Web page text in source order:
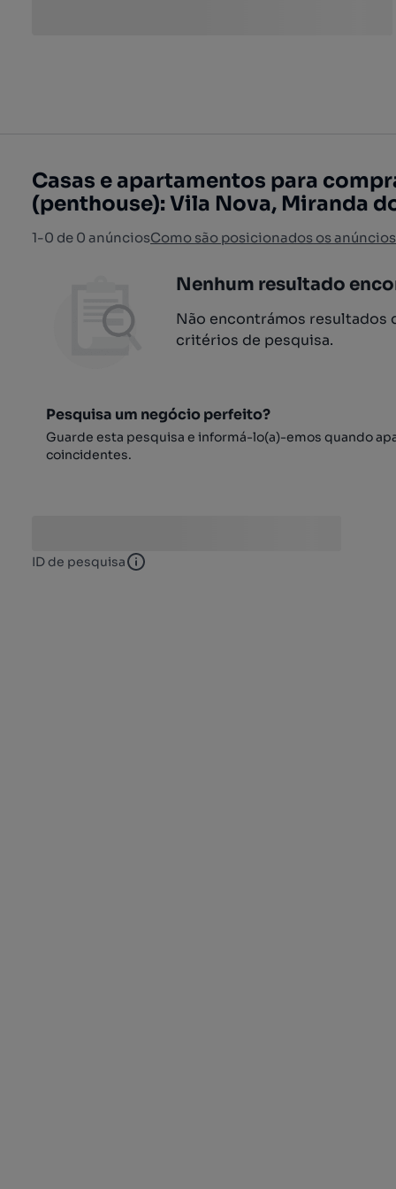
Casas e apartamentos para
(penthouse): Vila Nova, Miranda
1-0 de 0 anúnciosComo são posicionados os
Nenhum resultado
Não encontrámos resultados
critérios de pesquisa.
Pesquisa um negócio perfeito?
Guarde esta pesquisa e informá-lo(a)-emos quando
coincidentes.
ID de pesquisa ID de pesquisa